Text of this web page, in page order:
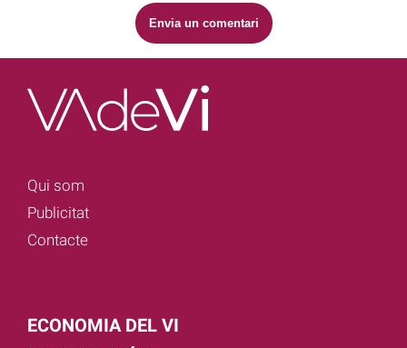
Qui som
Publicitat
Contacte
ECONOMIA DEL VI